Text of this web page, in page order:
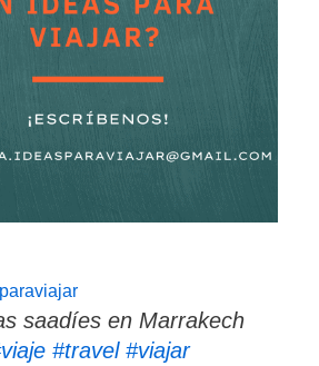
saadíes en Marrakech
#travel #viajar